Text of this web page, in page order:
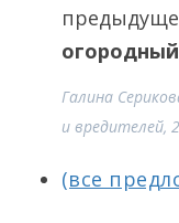
огородный
Галина
и вредителей,
(все